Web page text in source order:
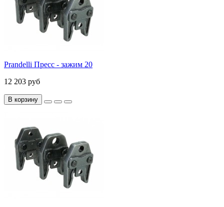
Prandelli Пресс - зажим 20
12 203 руб
В корзину